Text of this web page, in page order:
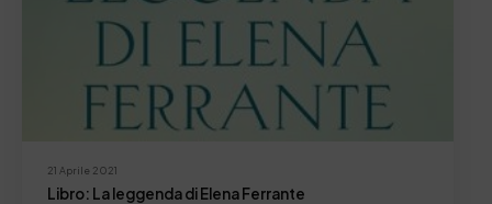
21 Aprile 2021
Libro: La leggenda di Elena Ferrante